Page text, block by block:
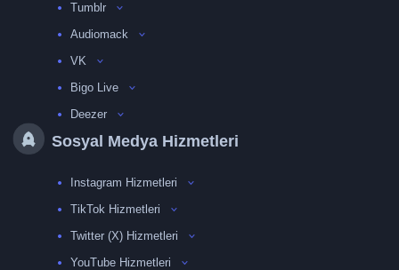
Tumblr
Audiomack
VK
Bigo Live
Deezer
Sosyal Medya Hizmetleri
Instagram Hizmetleri
TikTok Hizmetleri
Twitter (X) Hizmetleri
YouTube Hizmetleri